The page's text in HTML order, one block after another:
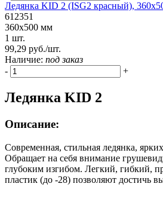
Ледянка KID 2 (ISG2 красный),
612351
360x500 мм
1 шт.
99,29 руб./шт.
Наличие: под заказ
-
+
Ледянка KID 2
Описание:
Современная, стильная ледянка,
Обращает на себя внимание
глубоким изгибом. Легкий, гибкий,
пластик (до -28) позволяют достичь